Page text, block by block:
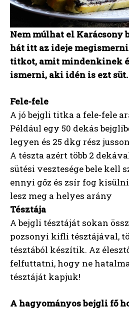
Nem múlhat el
hát itt az ideje
titkot, amit mindenkinek
ismerni, aki idén is ezt süt.
Fele-fele
A jó bejgli titka a fele-fele
Például egy 50 dekás
legyen és 25 dkg rész
A tészta azért több 2
sütési vesztesége bele kell
ennyi gőz és zsír fog
lesz meg a helyes arány
Tésztája
A bejgli tésztáját sokan
pozsonyi kifli tésztájával,
tésztából készítik. Az
felfuttatni, hogy ne
tésztáját kapjuk!
A hagyományos bejgli fő